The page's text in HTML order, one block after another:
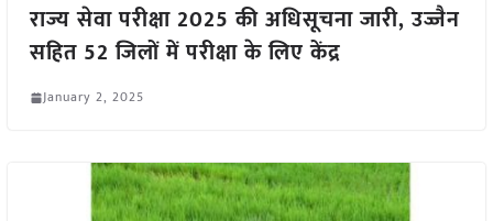
राज्य सेवा परीक्षा 2025 की अधिसूचना जारी, उज्जैन
सहित 52 जिलों में परीक्षा के लिए केंद्र
January 2, 2025